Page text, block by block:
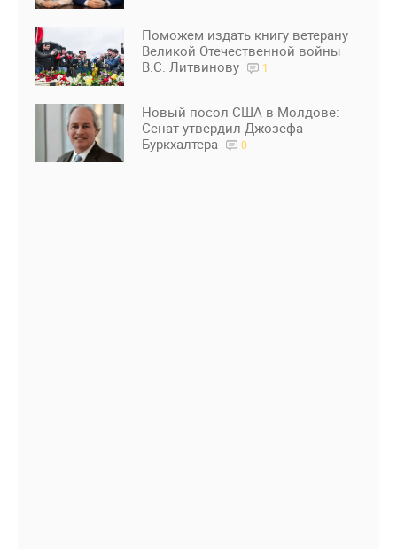
Поможем издать книгу ветерану
Великой Отечественной войны
В.С. Литвинову
1
Новый посол США в Молдове:
Сенат утвердил Джозефа
Буркхалтера
0